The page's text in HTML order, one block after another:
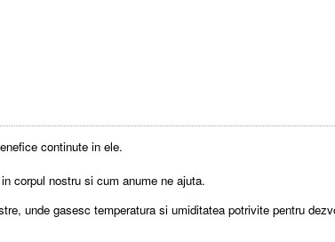
continute in ele.
corpul nostru si cum anume ne ajuta.
unde gasesc temperatura si umiditatea potrivite pentru